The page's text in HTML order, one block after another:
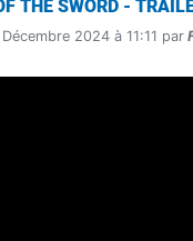
THE SWORD -
2024 à 11:11 par